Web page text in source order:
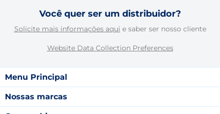
Você quer ser um distribuidor?
Solicite mais informações aqui e saber ser nosso cliente
Website Data Collection Preferences
Menu Principal
Nossas marcas